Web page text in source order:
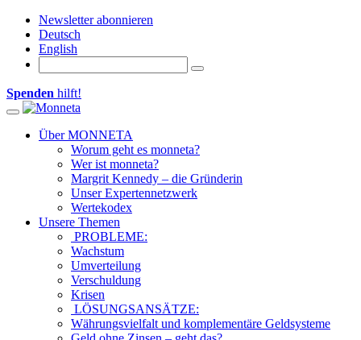
Newsletter abonnieren
Deutsch
English
Spenden hilft!
Toggle navigation
Über MONNETA
Worum geht es monneta?
Wer ist monneta?
Margrit Kennedy – die Gründerin
Unser Expertennetzwerk
Wertekodex
Unsere Themen
PROBLEME:
Wachstum
Umverteilung
Verschuldung
Krisen
LÖSUNGSANSÄTZE:
Währungsvielfalt und komplementäre Geldsysteme